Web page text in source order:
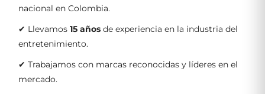
nacional en Colombia.
✔ Llevamos 15 años de experiencia en la industria del
entretenimiento.
✔ Trabajamos con marcas reconocidas y líderes en el
mercado.